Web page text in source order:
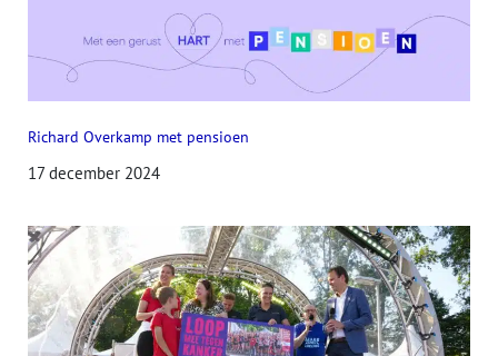
Richard Overkamp met pensioen
17 december 2024